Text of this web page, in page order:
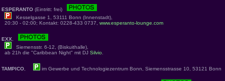
ESPERANTO (Eintritt: frei)
Kesselgasse 1, 53111 Bonn (Innenstadt),
20:30 - 02:00; Kontakt: 0228-433 0737, www.esperanto-lounge.com
EXX
Siemensstr. 6-12, (Biskuithalle),
ab 21h die "Caribbean Night" mit DJ Silvio
TAMPICO im Gewerbe und Technologiezentrum Bonn, Siemensstrasse 10, 53121 Bonn